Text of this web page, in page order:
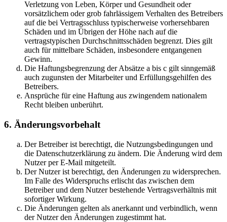
Verletzung von Leben, Körper und Gesundheit oder
vorsätzlichem oder grob fahrlässigem Verhalten des Betreibers
auf die bei Vertragsschluss typischerweise vorhersehbaren
Schäden und im Übrigen der Höhe nach auf die
vertragstypischen Durchschnittsschäden begrenzt. Dies gilt
auch für mittelbare Schäden, insbesondere entgangenen
Gewinn.
Die Haftungsbegrenzung der Absätze a bis c gilt sinngemäß
auch zugunsten der Mitarbeiter und Erfüllungsgehilfen des
Betreibers.
Ansprüche für eine Haftung aus zwingendem nationalem
Recht bleiben unberührt.
6. Änderungsvorbehalt
Der Betreiber ist berechtigt, die Nutzungsbedingungen und
die Datenschutzerklärung zu ändern. Die Änderung wird dem
Nutzer per E-Mail mitgeteilt.
Der Nutzer ist berechtigt, den Änderungen zu widersprechen.
Im Falle des Widerspruchs erlischt das zwischen dem
Betreiber und dem Nutzer bestehende Vertragsverhältnis mit
sofortiger Wirkung.
Die Änderungen gelten als anerkannt und verbindlich, wenn
der Nutzer den Änderungen zugestimmt hat.